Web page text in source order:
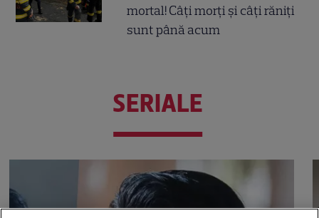
mortal! Câți morți și câți răniți
sunt până acum
SERIALE